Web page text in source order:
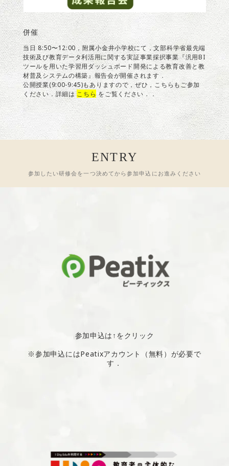
併催
当日 8:50〜12:00，附属小金井小学校にて，文部科学省最先端
技術及び教育データ利活用に関する実証事業採択事業『汎用BI
ツールを用いた学習用ダッシュボード開発による教育改善と教
材普及システムの構築』報告会が開催されます．
公開授業(9:00-9:45)もありますので，ぜひ，こちらもご参加
ください．詳細は こちら をご覧ください．．
ENTRY
参加したい研修会を一つ決めてから参加申込にお進みください
参加申込は↑をクリック
※参加申込にはPeatixアカウント（無料）が必要で
す．